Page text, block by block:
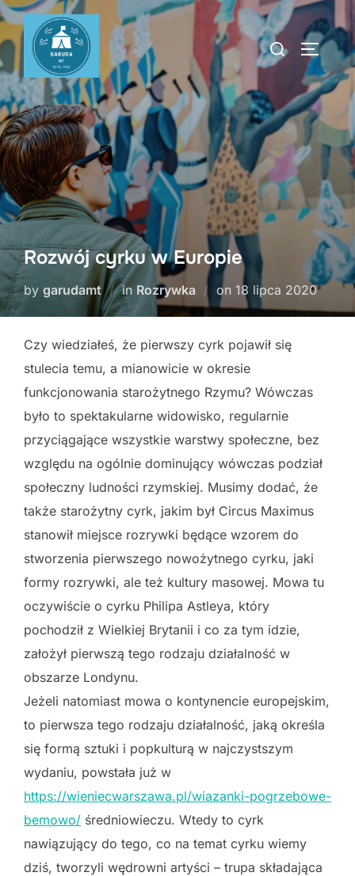
Skip
content
Search
for:
Rozwój cyrku w Europie
by garudamt in Rozrywka on Posted
on
18 lipca 2020
Czy wiedziałeś, że pierwszy cyrk pojawił się
stulecia temu, a mianowicie w okresie
funkcjonowania starożytnego Rzymu? Wówczas
było to spektakularne widowisko, regularnie
przyciągające wszystkie warstwy społeczne, bez
względu na ogólnie dominujący wówczas podział
społeczny ludności rzymskiej. Musimy dodać, że
także starożytny cyrk, jakim był Circus Maximus
stanowił miejsce rozrywki będące wzorem do
stworzenia pierwszego nowożytnego cyrku, jaki
formy rozrywki, ale też kultury masowej. Mowa tu
oczywiście o cyrku Philipa Astleya, który
pochodził z Wielkiej Brytanii i co za tym idzie,
założył pierwszą tego rodzaju działalność w
obszarze Londynu.
Jeżeli natomiast mowa o kontynencie europejskim,
to pierwsza tego rodzaju działalność, jaką określa
się formą sztuki i popkulturą w najczystszym
wydaniu, powstała już w
https://wieniecwarszawa.pl/wiazanki-pogrzebowe-
bemowo/ średniowieczu. Wtedy to cyrk
nawiązujący do tego, co na temat cyrku wiemy
dziś, tworzyli wędrowni artyści – trupa składająca